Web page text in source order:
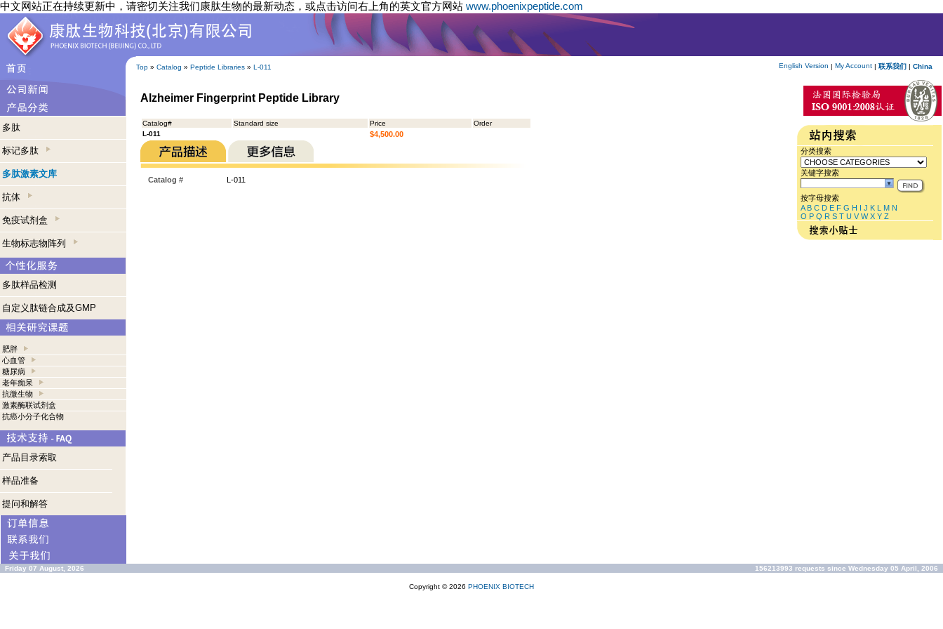
中文网站正在持续更新中，请密切关注我们康肽生物的最新动态，或点击访问右上角的英文官方网站 www.phoenixpeptide.com
Top » Catalog » Peptide Libraries » L-011 English Version | My Account | 联系我们 | China
多肽
标记多肽
多肽激素文库
抗体
免疫试剂盒
生物标志物阵列
多肽样品检测
自定义肽链合成及GMP
肥胖
心血管
糖尿病
老年痴呆
抗微生物
激素酶联试剂盒
抗癌小分子化合物
产品目录索取
样品准备
提问和解答
Alzheimer Fingerprint Peptide Library
Catalog# Standard size Price
Order
L-011
$4,500.00
Catalog # L-011
分类搜索
关键字搜索
按字母搜索
A B C D E F G H I J K L M N
O P Q R S T U V W X Y Z
Friday 07 August, 2026 156213993 requests since Wednesday 05 April, 2006
Copyright © 2026 PHOENIX BIOTECH